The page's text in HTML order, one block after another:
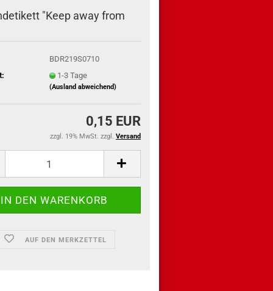
"Keep away from
BDR219S0710
1-3 Tage
(Ausland abweichend)
0,15 EUR
zzgl. 19% MwSt. zzgl. Versand
AUF DEN MERKZETTEL